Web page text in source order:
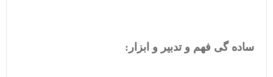
ساده گی فهم و تدبیر و ابزار: